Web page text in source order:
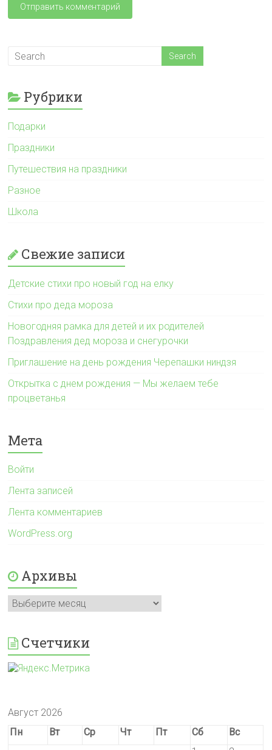
Рубрики
Подарки
Праздники
Путешествия на праздники
Разное
Школа
Свежие записи
Детские стихи про новый год на елку
Стихи про деда мороза
Новогодняя рамка для детей и их родителей
Поздравления дед мороза и снегурочки
Приглашение на день рождения Черепашки ниндзя
Открытка с днем рождения — Мы желаем тебе
процветанья
Мета
Войти
Лента записей
Лента комментариев
WordPress.org
Архивы
Архивы
Счетчики
Август 2026
Пн
Вт Ср Чт Пт Сб
Вс